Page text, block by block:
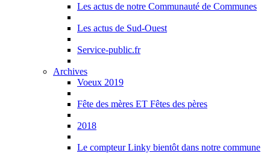
Les actus de notre Communauté de Communes
Les actus de Sud-Ouest
Service-public.fr
Archives
Voeux 2019
Fête des mères ET Fêtes des pères
2018
Le compteur Linky bientôt dans notre commune